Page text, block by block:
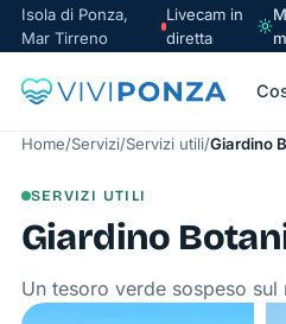
Isola di Ponza,
Mar Tirreno
Livecam in
diretta
Home/Servizi/Servizi utili/Giardino
SERVIZI UTILI
Giardino
Un tesoro verde sospeso sul